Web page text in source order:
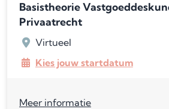
Basistheorie
Privaatrecht
Virtueel
Kies jouw startdatum
Meer informatie